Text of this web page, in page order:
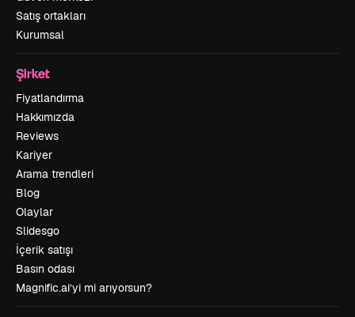
Satış ortakları
Kurumsal
Şirket
Fiyatlandırma
Hakkımızda
Reviews
Kariyer
Arama trendleri
Blog
Olaylar
Slidesgo
İçerik satışı
Basın odası
Magnific.ai’yi mi arıyorsun?